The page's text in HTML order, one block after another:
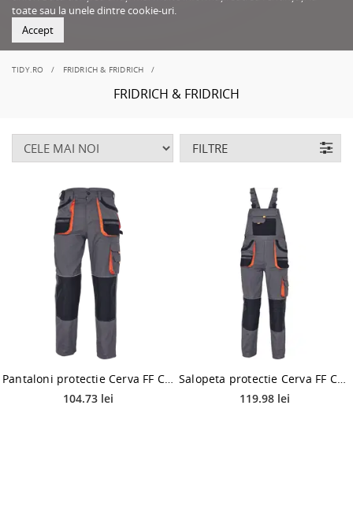
toate sau la unele dintre cookie-uri.
Accept
TIDY.RO FRIDRICH & FRIDRICH
FRIDRICH & FRIDRICH
FILTRE
104.73 lei
Salopeta protectie Cerva FF CARL BE-01-004, bumbac si poliester, gri, marimea 56
119.98 lei